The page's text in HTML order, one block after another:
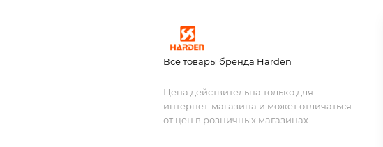
Все товары бренда Harden
Цена действительна только для
интернет-магазина и может отличаться
от цен в розничных магазинах